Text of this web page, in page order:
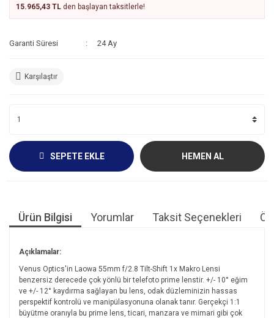
15.965,43 TL den başlayan taksitlerle!
Garanti Süresi 24 Ay
Karşılaştır
SEPETE EKLE HEMEN AL
Ürün Bilgisi Yorumlar Taksit Seçenekleri
Açıklamalar:
Venus Optics'in Laowa 55mm f/2.8 Tilt-Shift 1x Makro Lensi
benzersiz derecede çok yönlü bir telefoto prime lenstir. +/- 10° eğim
ve +/- 12° kaydırma sağlayan bu lens, odak düzleminizin hassas
perspektif kontrolü ve manipülasyonuna olanak tanır. Gerçekçi 1:1
büyütme oranıyla bu prime lens, ticari, manzara ve mimari gibi çok